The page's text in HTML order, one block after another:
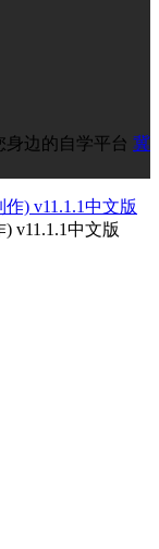
) v11.1.1中文版